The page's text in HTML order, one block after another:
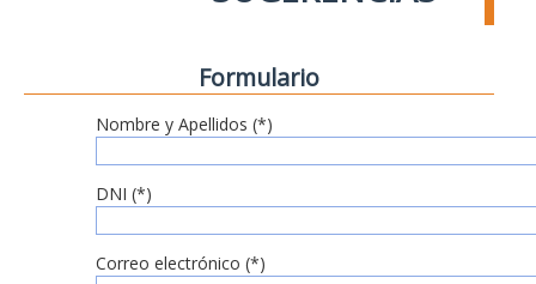
Formulario
Nombre y Apellidos (*)
DNI (*)
Correo electrónico (*)